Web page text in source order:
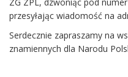
ZG ZPL, dzwoniąc pod
przesyłając wiadomość na
Serdecznie zapraszamy na
znamiennych dla Narodu